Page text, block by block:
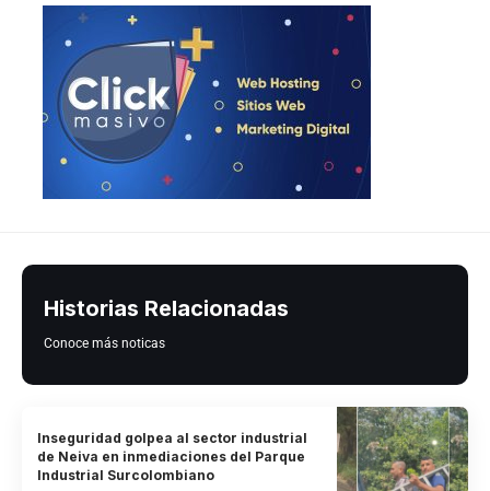
Historias Relacionadas
Conoce más noticas
Inseguridad golpea al sector industrial
de Neiva en inmediaciones del Parque
Industrial Surcolombiano